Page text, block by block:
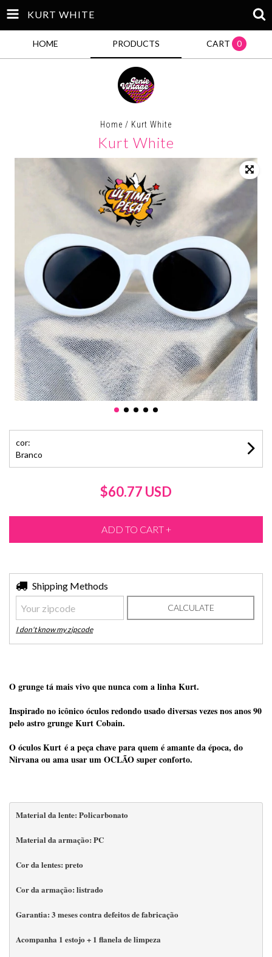
KURT WHITE
HOME PRODUCTS CART 0
Home / Kurt White
Kurt White
cor:
Branco
$60.77 USD
Shipping for zipcode:
Shipping Methods
CALCULATE
I don't know my zipcode
O grunge tá mais vivo que nunca com a linha Kurt.
Inspirado no icônico óculos redondo usado diversas vezes nos anos 90
pelo astro grunge Kurt Cobain.
O óculos Kurt é a peça chave para quem é amante da época, do
Nirvana ou ama usar um OCLÃO super conforto.
Material da lente: Policarbonato
Material da armação: PC
Cor da lentes: preto
Cor da armação: listrado
Garantia: 3 meses contra defeitos de fabricação
Acompanha 1 estojo + 1 flanela de limpeza